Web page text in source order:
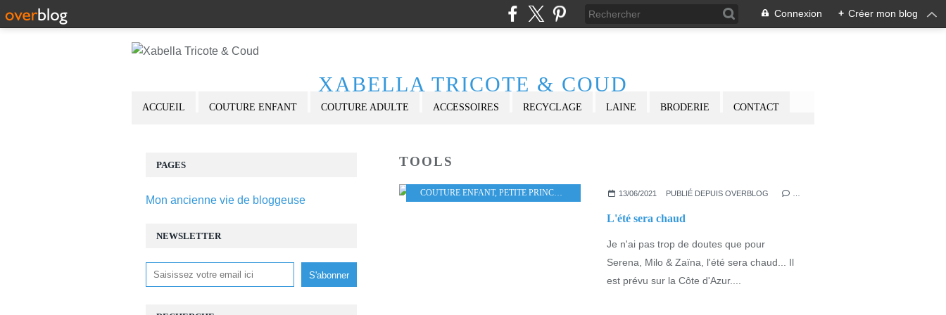
Connexion + Créer mon blog
XABELLA TRICOTE & COUD
ACCUEIL COUTURE ENFANT COUTURE ADULTE ACCESSOIRES RECYCLAGE LAINE BRODERIE CONTACT
TOOLS
COUTURE ENFANT, PETITE PRINCESSE PETIT GARS,OTTOBRE, TOOLS,TWO IN ONE ,ROBETTE
13/06/2021 PUBLIÉ DEPUIS OVERBLOG
L'été sera chaud
Je n'ai pas trop de doutes que pour
Serena, Milo & Zaïna, l'été sera chaud... Il
est prévu sur la Côte d'Azur....
NEWSLETTER
PAGES
Mon ancienne vie de bloggeuse